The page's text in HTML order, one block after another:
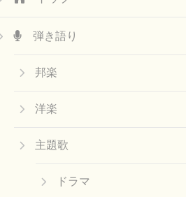
弾き語り
邦楽
洋楽
主題歌
ドラマ